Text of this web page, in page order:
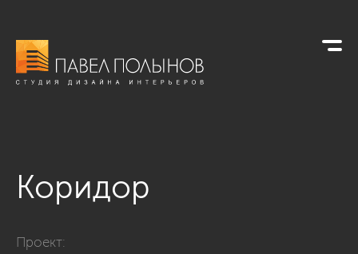
Коридор
Проект: